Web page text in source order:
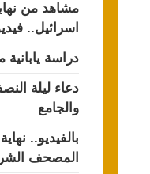
مشاهد من
اسرائيل..
دراسة
دعاء ليلة
والجامع
بالفيديو..
المصحف